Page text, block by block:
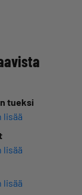
tueksi
lisää
lisää
lisää